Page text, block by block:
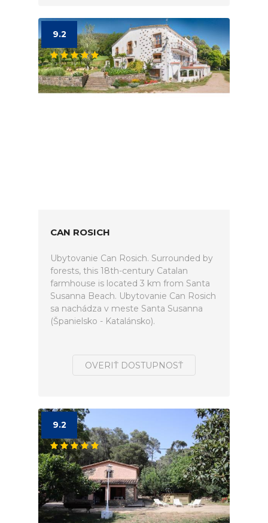
9.2
CAN ROSICH
Ubytovanie Can Rosich. Surrounded by
forests, this 18th-century Catalan
farmhouse is located 3 km from Santa
Susanna Beach. Ubytovanie Can Rosich
sa nachádza v meste Santa Susanna
(Španielsko - Katalánsko).
OVERIŤ DOSTUPNOSŤ
9.2